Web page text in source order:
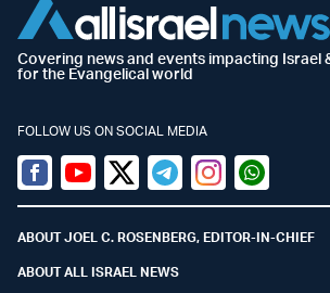
Covering news and events impacting Israel
for the Evangelical world
FOLLOW US ON SOCIAL MEDIA
Facebook
YoutubeTwitter (X)
TelegramInstagramWhatsapp
ABOUT JOEL C. ROSENBERG, EDITOR-IN-CHIEF
ABOUT ALL ISRAEL NEWS